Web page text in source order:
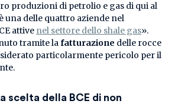
produzioni di petrolio e gas di qui al
una delle quattro aziende nel
attive nel settore dello shale gas».
tramite lafatturazione delle rocce
particolarmente pericolo per il
scelta della BCE di non